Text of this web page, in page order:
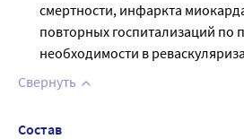
смертности, инфаркта
повторных госпитализаций по
необходимости в
Свернуть
Состав